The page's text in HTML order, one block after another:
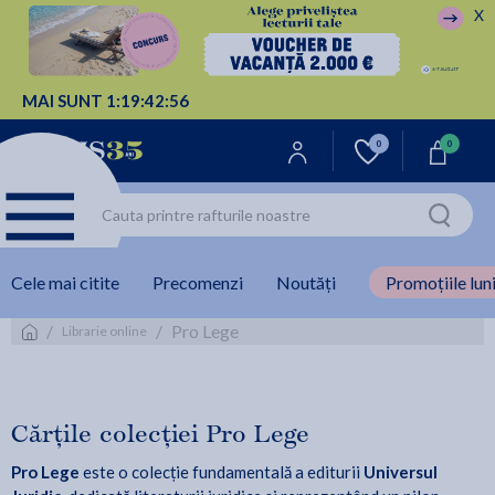
MAI SUNT 1:19:42:55
X
0 0
Cele mai citite Precomenzi Noutăți Promoțiile
/ Librarie online / Pro Lege
Cărțile colecției Pro Lege
Pro Lege este o colecție fundamentală a editurii Universul